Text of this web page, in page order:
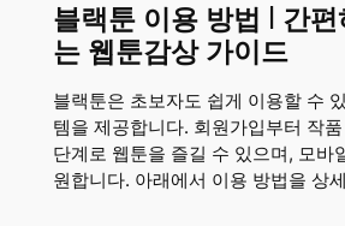
블랙툰 이용 방법 | 간
는 웹툰감상 가이드
블랙툰은 초보자도 쉽게 이용할 수
템을 제공합니다. 회원가입부터 작
단계로 웹툰을 즐길 수 있으며, 모바
원합니다. 아래에서 이용 방법을 상